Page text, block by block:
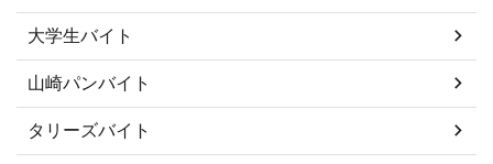
大学生バイト
山崎パンバイト
タリーズバイト